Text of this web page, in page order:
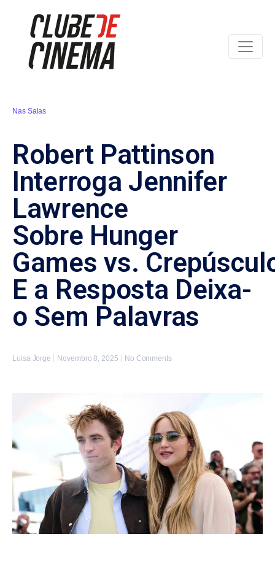
Nas Salas
Robert Pattinson
Interroga Jennifer
Lawrence
Sobre Hunger
Games vs.
E a Resposta Deixa-
o Sem Palavras
Luisa Jorge Novembro 8, 2025 No Comments